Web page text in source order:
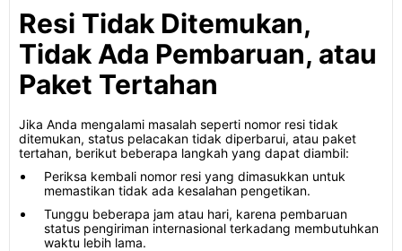
Resi Tidak Ditemukan,
Tidak Ada Pembaruan, atau
Paket Tertahan
Jika Anda mengalami masalah seperti nomor resi tidak
ditemukan, status pelacakan tidak diperbarui, atau paket
tertahan, berikut beberapa langkah yang dapat diambil:
Periksa kembali nomor resi yang dimasukkan untuk
memastikan tidak ada kesalahan pengetikan.
Tunggu beberapa jam atau hari, karena pembaruan
status pengiriman internasional terkadang membutuhkan
waktu lebih lama.